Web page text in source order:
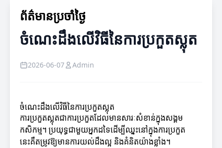
ព័ត៌មានប្រចាំថ្ងៃ
ចំណេះដឹងលើវិធីនៃការប្រកួតស្លុត
2026-06-07 Admin
ចំណេះដឹងលើវិធីនៃការប្រកួតស្លុត
ការប្រកួតស្លុតជាការប្រកួតដែលមានសារៈសំខាន់ក្នុងសង្គម
កសិកម្ម។ ប្រយុទ្ធជាមួយអ្នកដទៃដើម្បីឈ្នះនៅក្នុងការប្រកួត
នេះគឺតម្រូវឱ្យមានការយល់ដឹងល្អ និងគំនិតយ៉ាងខ្លាំង។